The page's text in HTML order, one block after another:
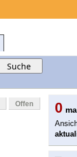
Offen 0